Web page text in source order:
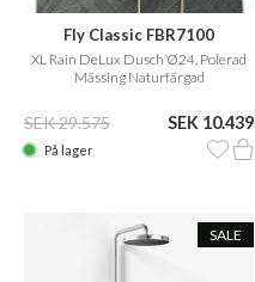
Fly Classic FBR7100
XL Rain DeLux Dusch Ø24, Polerad
Mässing Naturfärgad
SEK 29.575 SEK 10.439
På lager
SALE